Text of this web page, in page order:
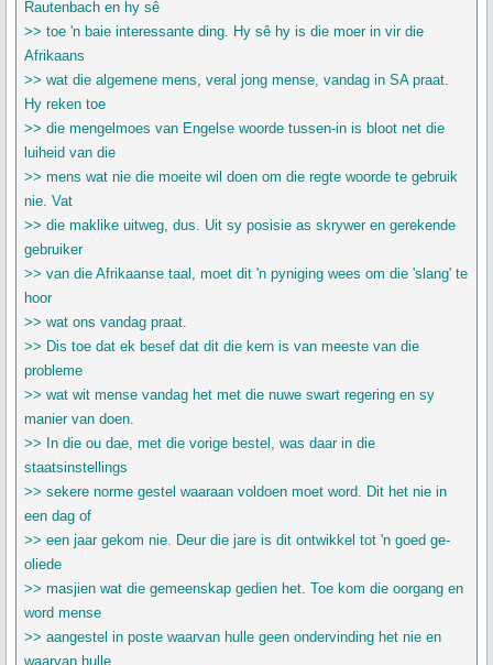
Rautenbach en hy sê
>> toe 'n baie interessante ding. Hy sê hy is die moer in vir die
Afrikaans
>> wat die algemene mens, veral jong mense, vandag in SA praat.
Hy reken toe
>> die mengelmoes van Engelse woorde tussen-in is bloot net die
luiheid van die
>> mens wat nie die moeite wil doen om die regte woorde te gebruik
nie. Vat
>> die maklike uitweg, dus. Uit sy posisie as skrywer en gerekende
gebruiker
>> van die Afrikaanse taal, moet dit 'n pyniging wees om die 'slang' te
hoor
>> wat ons vandag praat.
>> Dis toe dat ek besef dat dit die kern is van meeste van die
probleme
>> wat wit mense vandag het met die nuwe swart regering en sy
manier van doen.
>> In die ou dae, met die vorige bestel, was daar in die
staatsinstellings
>> sekere norme gestel waaraan voldoen moet word. Dit het nie in
een dag of
>> een jaar gekom nie. Deur die jare is dit ontwikkel tot 'n goed ge-
oliede
>> masjien wat die gemeenskap gedien het. Toe kom die oorgang en
word mense
>> aangestel in poste waarvan hulle geen ondervinding het nie en
waarvan hulle